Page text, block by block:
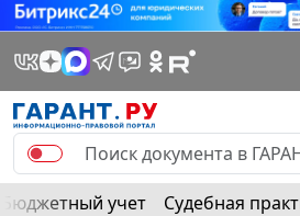
Бюджетный учет Судебная